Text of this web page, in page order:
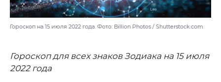
Гороскоп на 15 июля 2022 года. Фото: Billion Photos / Shutterstock.com
Гороскоп для всех знаков Зодиака на 15 июля
2022 года